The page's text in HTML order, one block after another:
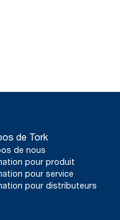
de Tork
de nous
pour produit
pour service
pour distributeurs